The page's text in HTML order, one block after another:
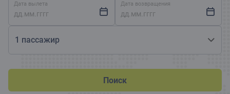
Дата вылета Дата возвращения
1 пассажир
Поиск